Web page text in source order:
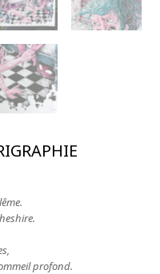
à la NewsLetter
profond.